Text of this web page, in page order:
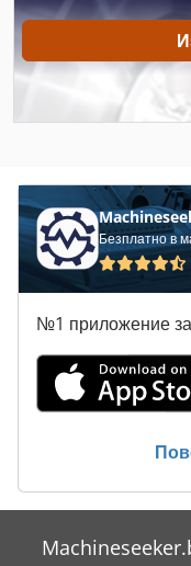
Гранулат Сушилня
Групата Сушилня
Инфрачервена
Кондензация
Отделяне
Студена Вода
Сухо
Сушилен Шкаф
Сушилна
Сушилна Камера
Сушилни Камери
Чист Въздух
Безплатно в
№1 приложение